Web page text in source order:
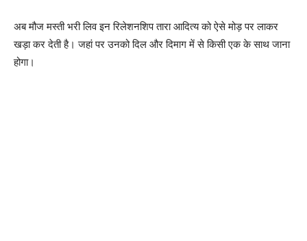
अब मौज मस्‍ती भरी लिव इन रिलेशनशिप तारा आदित्‍य को ऐसे मोड़ पर लाकर
खड़ा कर देती है। जहां पर उनको दिल और दिमाग में से किसी एक के साथ जाना
होगा।